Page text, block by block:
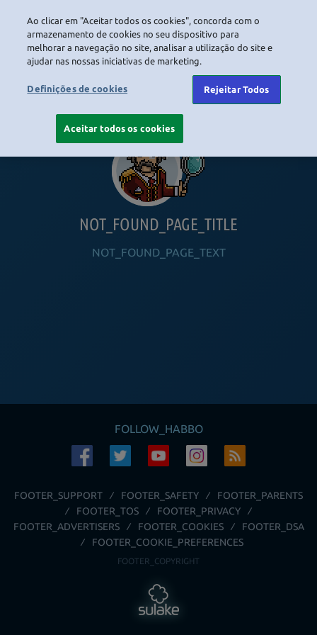
NOT_FOUND_PAGE_TITLE
NOT_FOUND_PAGE_TEXT
FOLLOW_HABBO
FOOTER_SUPPORT FOOTER_SAFETY
FOOTER_PARENTS
FOOTER_TOS
FOOTER_PRIVACY
FOOTER_ADVERTISERS
FOOTER_COOKIES
FOOTER_DSA
FOOTER_COOKIE_PREFERENCES
FOOTER_COPYRIGHT
Ao clicar em "Aceitar todos os cookies", concorda com o
armazenamento de cookies no seu dispositivo para
melhorar a navegação no site, analisar a utilização do site e
ajudar nas nossas iniciativas de marketing.
Definições de cookies Rejeitar Todos
Aceitar todos os cookies